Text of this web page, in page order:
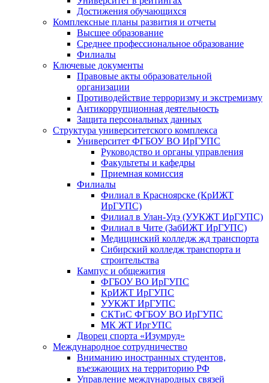
Достижения обучающихся
Комплексные планы развития и отчеты
Высшее образование
Среднее профессиональное образование
Филиалы
Ключевые документы
Правовые акты образовательной
организации
Противодействие терроризму и экстремизму
Антикоррупционная деятельность
Защита персональных данных
Структура университетского комплекса
Университет ФГБОУ ВО ИрГУПС
Руководство и органы управления
Факультеты и кафедры
Приемная комиссия
Филиалы
Филиал в Красноярске (КрИЖТ
ИрГУПС)
Филиал в Улан-Удэ (УУКЖТ ИрГУПС)
Филиал в Чите (ЗабИЖТ ИрГУПС)
Медицинский колледж жд транспорта
Сибирский колледж транспорта и
строительства
Кампус и общежития
ФГБОУ ВО ИрГУПС
КрИЖТ ИрГУПС
УУКЖТ ИрГУПС
СКТиС ФГБОУ ВО ИрГУПС
МК ЖТ ИргУПС
Дворец спорта «Изумруд»
Международное сотрудничество
Вниманию иностранных студентов,
въезжающих на территорию РФ
Управление международных связей